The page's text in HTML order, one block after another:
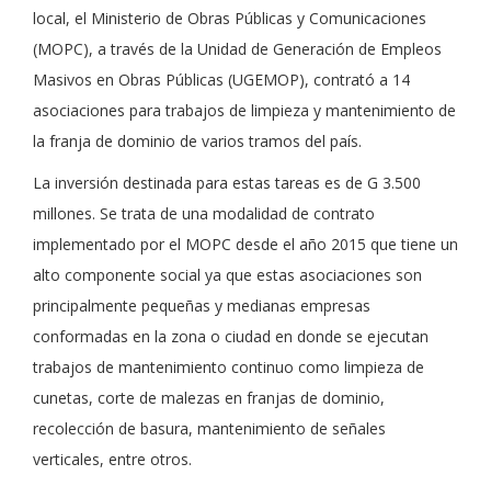
local, el Ministerio de Obras Públicas y Comunicaciones
(MOPC), a través de la Unidad de Generación de Empleos
Masivos en Obras Públicas (UGEMOP), contrató a 14
asociaciones para trabajos de limpieza y mantenimiento de
la franja de dominio de varios tramos del país.
La inversión destinada para estas tareas es de G 3.500
millones. Se trata de una modalidad de contrato
implementado por el MOPC desde el año 2015 que tiene un
alto componente social ya que estas asociaciones son
principalmente pequeñas y medianas empresas
conformadas en la zona o ciudad en donde se ejecutan
trabajos de mantenimiento continuo como limpieza de
cunetas, corte de malezas en franjas de dominio,
recolección de basura, mantenimiento de señales
verticales, entre otros.